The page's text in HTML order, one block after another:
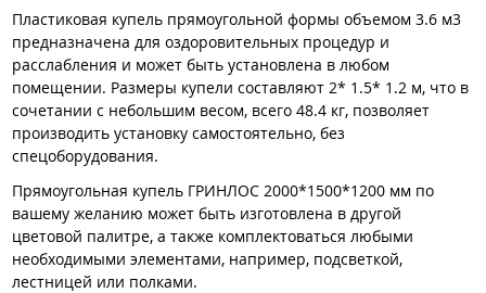
Пластиковая купель прямоугольной формы объемом 3.6 м3
предназначена для оздоровительных процедур и
расслабления и может быть установлена в любом
помещении. Размеры купели составляют 2* 1.5* 1.2 м, что в
сочетании с небольшим весом, всего 48.4 кг, позволяет
производить установку самостоятельно, без
спецоборудования.
Прямоугольная купель ГРИНЛОС 2000*1500*1200 мм по
вашему желанию может быть изготовлена в другой
цветовой палитре, а также комплектоваться любыми
необходимыми элементами, например, подсветкой,
лестницей или полками.